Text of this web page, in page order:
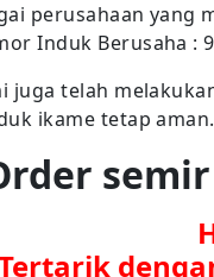
perusahaan yang
Induk Berusaha :
juga telah
ikame tetap aman.